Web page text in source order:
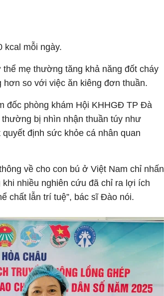
kcal mỗi ngày.
mẹ thường tăng khả năng đốt cháy
so với việc ăn kiêng đơn thuần.
đốc phòng khám Hội KHHGĐ TP Đà
bị nhìn nhận thuần túy như
định sức khỏe cá nhân quan
về cho con bú ở Việt Nam chỉ nhấn
nhiều nghiên cứu đã chỉ ra lợi ích
chất lẫn trí tuệ”, bác sĩ Đào nói.